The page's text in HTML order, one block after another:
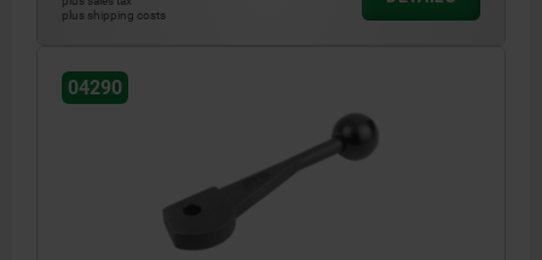
plus shipping costs
04290